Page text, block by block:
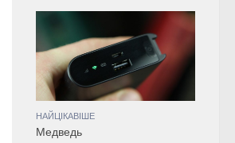
НАЙЦІКАВІШЕ
Медведь